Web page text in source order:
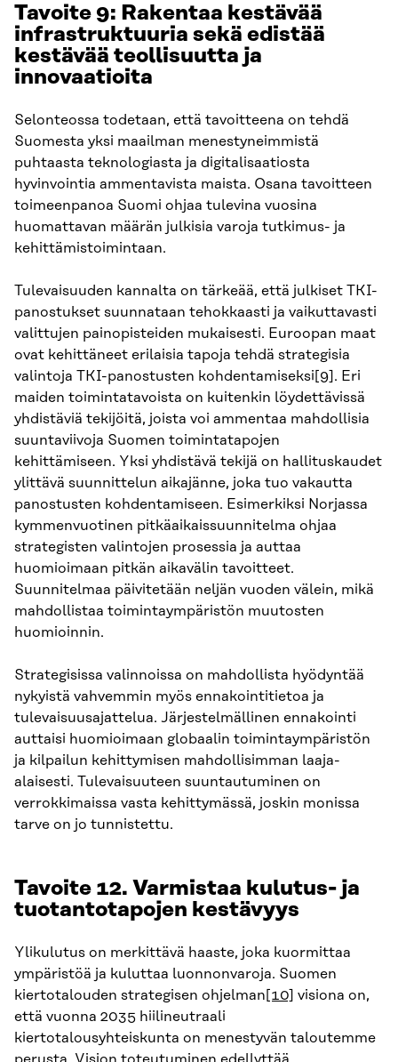
Tavoite 9: Rakentaa kestävää
infrastruktuuria sekä edistää
kestävää teollisuutta ja
innovaatioita
Selonteossa todetaan, että tavoitteena on tehdä
Suomesta yksi maailman menestyneimmistä
puhtaasta teknologiasta ja digitalisaatiosta
hyvinvointia ammentavista maista. Osana tavoitteen
toimeenpanoa Suomi ohjaa tulevina vuosina
huomattavan määrän julkisia varoja tutkimus- ja
kehittämistoimintaan.
Tulevaisuuden kannalta on tärkeää, että julkiset TKI-
panostukset suunnataan tehokkaasti ja vaikuttavasti
valittujen painopisteiden mukaisesti. Euroopan maat
ovat kehittäneet erilaisia tapoja tehdä strategisia
valintoja TKI-panostusten kohdentamiseksi[9] . Eri
maiden toimintatavoista on kuitenkin löydettävissä
yhdistäviä tekijöitä, joista voi ammentaa mahdollisia
suuntaviivoja Suomen toimintatapojen
kehittämiseen. Yksi yhdistävä tekijä on hallituskaudet
ylittävä suunnittelun aikajänne, joka tuo vakautta
panostusten kohdentamiseen. Esimerkiksi Norjassa
kymmenvuotinen pitkäaikaissuunnitelma ohjaa
strategisten valintojen prosessia ja auttaa
huomioimaan pitkän aikavälin tavoitteet.
Suunnitelmaa päivitetään neljän vuoden välein, mikä
mahdollistaa toimintaympäristön muutosten
huomioinnin.
Strategisissa valinnoissa on mahdollista hyödyntää
nykyistä vahvemmin myös ennakointitietoa ja
tulevaisuusajattelua. Järjestelmällinen ennakointi
auttaisi huomioimaan globaalin toimintaympäristön
ja kilpailun kehittymisen mahdollisimman laaja-
alaisesti. Tulevaisuuteen suuntautuminen on
verrokkimaissa vasta kehittymässä, joskin monissa
tarve on jo tunnistettu.
Tavoite 12. Varmistaa kulutus- ja
tuotantotapojen kestävyys
Ylikulutus on merkittävä haaste, joka kuormittaa
ympäristöä ja kuluttaa luonnonvaroja. Suomen
kiertotalouden strategisen ohjelman[10] visiona on,
että vuonna 2035 hiilineutraali
kiertotalousyhteiskunta on menestyvän taloutemme